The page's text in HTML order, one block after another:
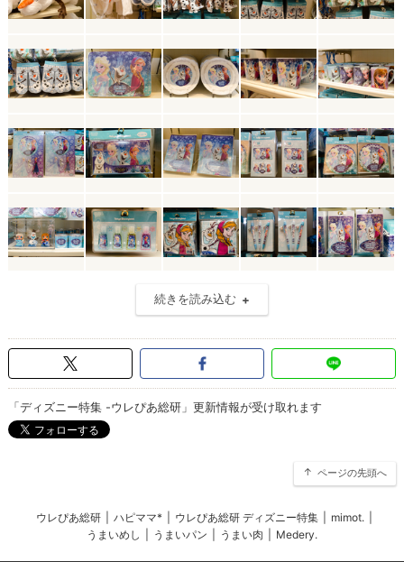
続きを読み込む
「ディズニー特集 -ウレぴあ総研」更新情報が受け取れます
ページの先頭へ
ウレぴあ総研 ハピママ* ウレぴあ総研 ディズニー特集 mimot.
うまいめし
うまいパン うまい肉 Medery.